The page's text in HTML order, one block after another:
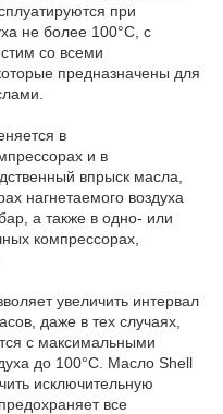
при
не более 100°C, с
со всеми
предназначены для
в
и в
впрыск масла,
нагнетаемого воздуха
а также в одно- или
компрессорах,
увеличить интервал
даже в тех случаях,
с максимальными
до 100°C. Масло Shell
исключительную
все